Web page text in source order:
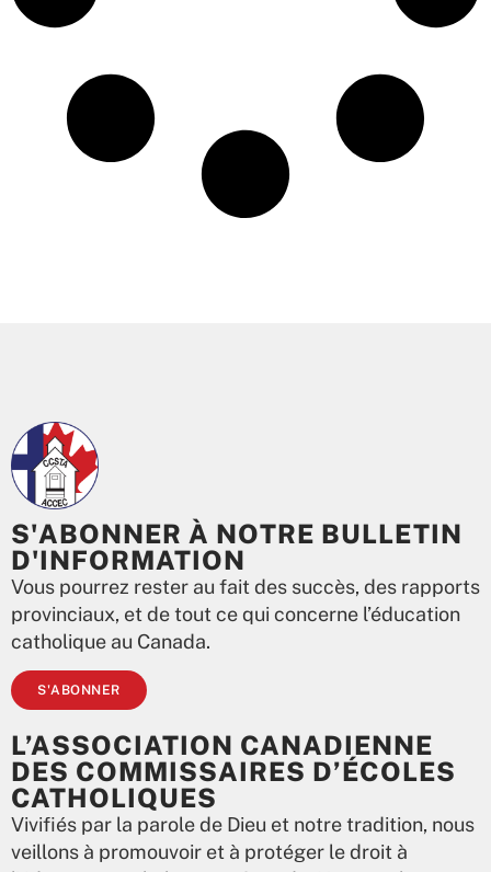
S'ABONNER À NOTRE BULLETIN
D'INFORMATION
Vous pourrez rester au fait des succès, des rapports
provinciaux, et de tout ce qui concerne l’éducation
catholique au Canada.
S'ABONNER
L’ASSOCIATION CANADIENNE
DES COMMISSAIRES D’ÉCOLES
CATHOLIQUES
Vivifiés par la parole de Dieu et notre tradition, nous
veillons à promouvoir et à protéger le droit à